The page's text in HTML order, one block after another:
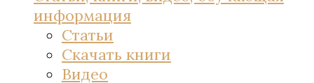
информация
Статьи
Скачать книги
Видео